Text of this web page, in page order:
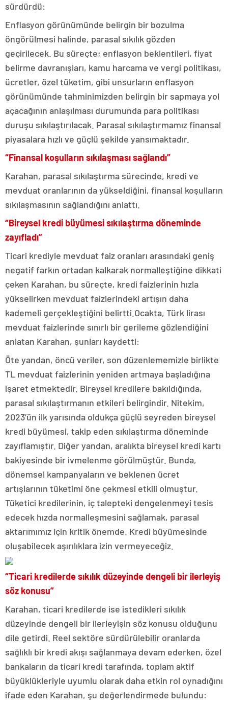
sürdürdü:
Enflasyon görünümünde belirgin bir bozulma
öngörülmesi halinde, parasal sıkılık gözden
geçirilecek. Bu süreçte; enflasyon beklentileri, fiyat
belirme davranışları, kamu harcama ve vergi politikası,
ücretler, özel tüketim, gibi unsurların enflasyon
görünümünde tahminimizden belirgin bir sapmaya yol
açacağının anlaşılması durumunda para politikası
duruşu sıkılaştırılacak. Parasal sıkılaştırmamız finansal
piyasalara hızlı ve güçlü şekilde yansımaktadır.
“Finansal koşulların sıkılaşması sağlandı”
Karahan, parasal sıkılaştırma sürecinde, kredi ve
mevduat oranlarının da yükseldiğini, finansal koşulların
sıkılaşmasının sağlandığını anlattı.
“Bireysel kredi büyümesi sıkılaştırma döneminde
zayıfladı”
Ticari krediyle mevduat faiz oranları arasındaki geniş
negatif farkın ortadan kalkarak normalleştiğine dikkati
çeken Karahan, bu süreçte, kredi faizlerinin hızla
yükselirken mevduat faizlerindeki artışın daha
kademeli gerçekleştiğini belirtti.Ocakta, Türk lirası
mevduat faizlerinde sınırlı bir gerileme gözlendiğini
anlatan Karahan, şunları kaydetti:
Öte yandan, öncü veriler, son düzenlememizle birlikte
TL mevduat faizlerinin yeniden artmaya başladığına
işaret etmektedir. Bireysel kredilere bakıldığında,
parasal sıkılaştırmanın etkileri belirgindir. Nitekim,
2023’ün ilk yarısında oldukça güçlü seyreden bireysel
kredi büyümesi, takip eden sıkılaştırma döneminde
zayıflamıştır. Diğer yandan, aralıkta bireysel kredi kartı
bakiyesinde bir ivmelenme görülmüştür. Bunda,
dönemsel kampanyaların ve beklenen ücret
artışlarının tüketimi öne çekmesi etkili olmuştur.
Tüketici kredilerinin, iç talepteki dengelenmeyi tesis
edecek hızda normalleşmesini sağlamak, parasal
aktarımımız için kritik önemde. Kredi büyümesinde
oluşabilecek aşırılıklara izin vermeyeceğiz.
“Ticari kredilerde sıkılık düzeyinde dengeli bir ilerleyiş
söz konusu”
Karahan, ticari kredilerde ise istedikleri sıkılık
düzeyinde dengeli bir ilerleyişin söz konusu olduğunu
dile getirdi. Reel sektöre sürdürülebilir oranlarda
sağlıklı bir kredi akışı sağlanmaya devam ederken, özel
bankaların da ticari kredi tarafında, toplam aktif
büyüklükleriyle uyumlu olarak daha etkin rol oynadığını
ifade eden Karahan, şu değerlendirmede bulundu: